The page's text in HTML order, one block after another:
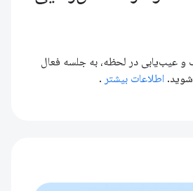
و عیب‌یابی در لحظه، به جلسه فعال
اطلاعات بیشتر .